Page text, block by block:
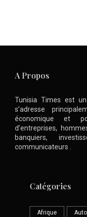
A Propos
Tunisia Times est
s’adresse
économique et
d’entreprises,
banquiers,
communicateurs .
Catégories
Afrique